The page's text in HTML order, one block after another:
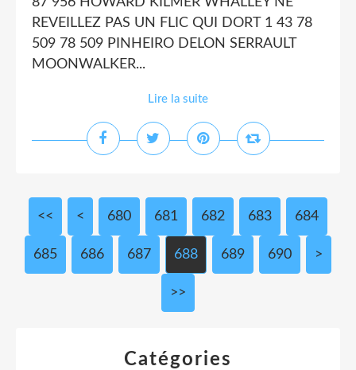
REVEILLEZ PAS UN FLIC QUI DORT 1 43 78
509 78 509 PINHEIRO DELON SERRAULT
MOONWALKER...
Lire la suite
<< < 600
610
620
630
640
650
660
670
680 681 682 683 684
685 686 687 688 689 690 700
>
>>
Catégories